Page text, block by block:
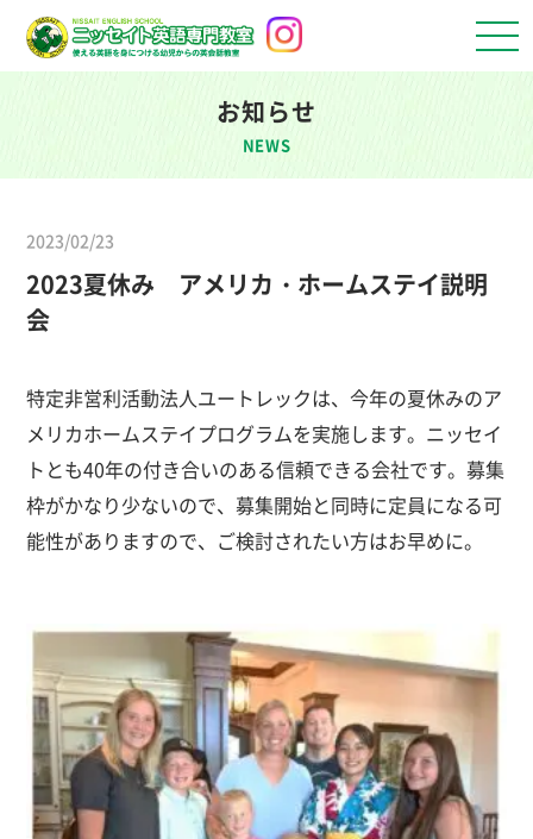
お知らせ
NEWS
2023/02/23
2023夏休み アメリカ・ホームステイ説明
会
特定非営利活動法人ユートレックは、今年の夏休みのア
メリカホームステイプログラムを実施します。ニッセイ
トとも40年の付き合いのある信頼できる会社です。募集
枠がかなり少ないので、募集開始と同時に定員になる可
能性がありますので、ご検討されたい方はお早めに。